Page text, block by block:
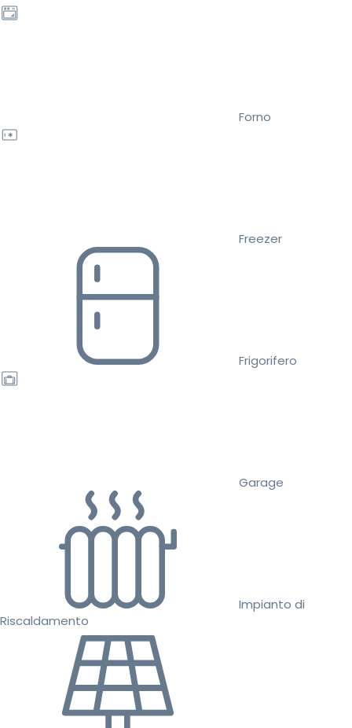
Forno
Freezer
Frigorifero
Garage
Impianto di
Riscaldamento